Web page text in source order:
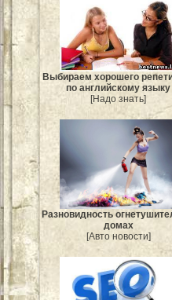
Выбираем хорошего
по английскому языку
[Надо знать]
Разновидность
домах
[Авто новости]